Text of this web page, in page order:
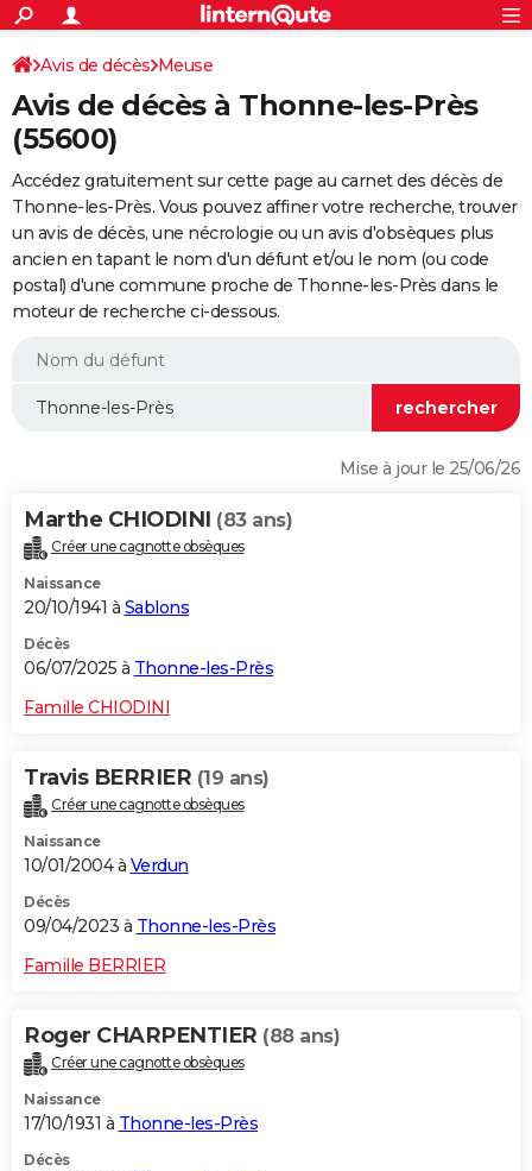
ACTUALITÉS
Politique
Société
Faits Divers
Education
Monde
Villes
+
SPORT
Coupe du monde 2026
Football
Tennis
Cyclisme
Rugby
Forum
FINANCE
Retraite
Impôts
Epargne
Immobilier
Risques naturels par ville
Banque
Assurance
Crédit
Essais
Réserver un essai
Citadines
Berlines
SUV
Forum auto
+
HIGH-TECH
Mobiles
Meilleur smartphone
Internet
Ordinateurs
Jeux vidéo
Guide high-tech
+BRICOLAGE
Forum
Aménagement intérieur
Extérieur
Cuisine
Salle de bains
Jardinage
Rangement
WEEK-END
Guides de France
Escapades
Patrimoine
Expositions
Musées
Week-end nature
LIFESTYLE
Alimentation
Guide de la santé
Maladies
Médicaments
Sommeil
VOYAGE
Destinations
City break
Voyage nature
Voyage de noces
Forum
Climat
+PHOTO
GUIDES D'ACHAT
BONS PLANS
CARTE DE VOEUX
Dictionnaire
Biographies
Citations
Expressions
Proverbes
PROGRAMME TV
COPAINS D'AVANT
S'inscrire
Se connecter
Lycées
Collèges
Primaires
Universités
Entreprises
Service militaire
Avis de recherche
AVIS DE DÉCÈS
Avis de décès Meuse
Avis de décès à Thonne-les-Près
(55600)
Accédez gratuitement sur cette page au carnet des décès de
Thonne-les-Près. Vous pouvez affiner votre recherche, trouver
un avis de décès, une nécrologie ou un avis d'obsèques plus
ancien en tapant le nom d'un défunt et/ou le nom (ou code
postal) d'une commune proche de Thonne-les-Près dans le
moteur de recherche ci-dessous.
Mise à jour le 25/06/26
Marthe CHIODINI (83 ans)
Créer une cagnotte obsèques
Naissance
20/10/1941 à Sablons
Décès
06/07/2025 à Thonne-les-Près
Famille CHIODINI
Travis BERRIER (19 ans)
Créer une cagnotte obsèques
Naissance
10/01/2004 à Verdun
Décès
09/04/2023 à Thonne-les-Près
Famille BERRIER
Roger CHARPENTIER (88 ans)
Créer une cagnotte obsèques
Naissance
17/10/1931 à Thonne-les-Près
Décès